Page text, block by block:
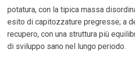
potatura, con la tipica massa
esito di capitozzature pregresse; a
recupero, con una struttura più
di sviluppo sano nel lungo periodo.